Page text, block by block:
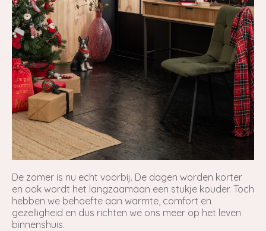
De zomer is nu echt voorbij. De dagen worden korter
en ook wordt het langzaamaan een stukje kouder. Toch
hebben we behoefte aan warmte, comfort en
gezelligheid en dus richten we ons meer op het leven
binnenshuis.